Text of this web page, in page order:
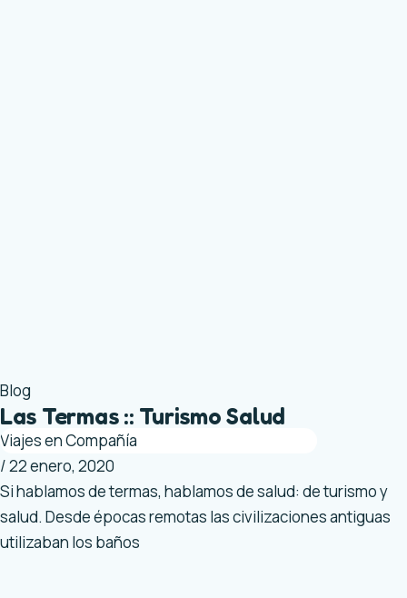
Blog
Las Termas :: Turismo Salud
Viajes en Compañía
/22 enero, 2020
Si hablamos de termas, hablamos de salud: de turismo y
salud. Desde épocas remotas las civilizaciones antiguas
utilizaban los baños